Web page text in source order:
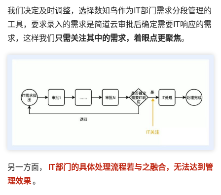
我们决定及时调整，选择数知鸟作为IT部门需求分段管理的
工具，要求录入的需求是简道云审批后确定需要IT响应的需
求，这样我们只需关注其中的需求，着眼点更聚焦。
另一方面，
IT部门的具体处理流程若与之融合，无法达到管
理效果。